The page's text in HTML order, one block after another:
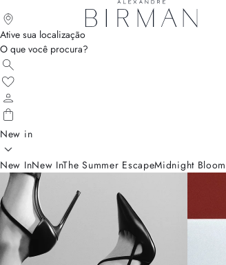
Ative sua localização
O que você procura?
New in
New InNew InThe Summer EscapeMidnight Bloom